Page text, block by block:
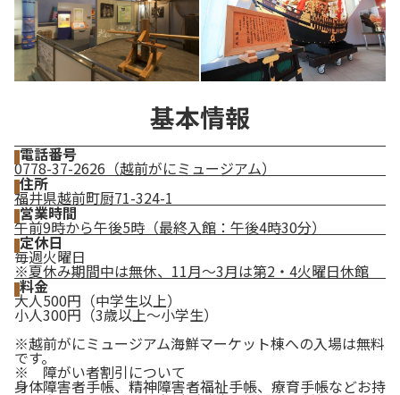
基本情報
電話番号
0778-37-2626（越前がにミュージアム）
住所
福井県越前町厨71-324-1
営業時間
午前9時から午後5時（最終入館：午後4時30分）
定休日
毎週火曜日
※夏休み期間中は無休、11月～3月は第2・4火曜日休館
料金
大人500円（中学生以上）
小人300円（3歳以上～小学生）
※越前がにミュージアム海鮮マーケット棟への入場は無料
です。
※ 障がい者割引について
身体障害者手帳、精神障害者福祉手帳、療育手帳などお持